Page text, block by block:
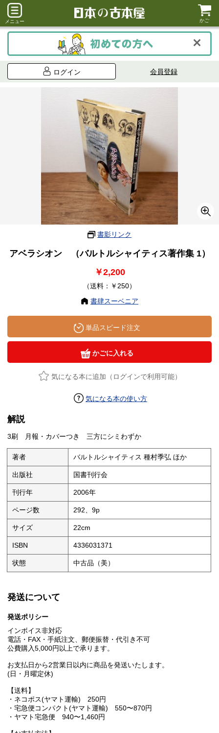
メニュー かご
ログイン 会員登録
書影リンク
アベラシオン （バルトルシャイティス著作集 1）
￥2,200
（送料：￥250）
書肆スーベニア
単品スピード注文
かごに入れる
気になる本に追加（ログインで利用可能）
気になる本の使い方
解説
3刷 月報・カバーつき 三方にシミわずか
著者 バルトルシャイティス 種村季弘 ほか
出版社 国書刊行会
刊行年 2006年
ページ数 292、9p
サイズ 22cm
ISBN 4336031371
状態 中古品（美）
発送について
発送ポリシー
インボイス非対応
電話・FAX・手紙注文、郵便振替・代引き不可
公費購入5,000円以上で承ります。
お支払日から2営業日以内に商品を発送いたします。
(日・月曜定休)
【送料】
・ネコポス(ヤマト運輸) 250円
・宅急便コンパクト(ヤマト運輸) 550〜870円
・ヤマト宅急便 940〜1,460円